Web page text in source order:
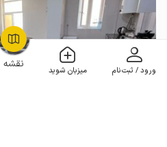
نقشه ورود / ثبت‌نام میزبان شوید
OpenStreetMap